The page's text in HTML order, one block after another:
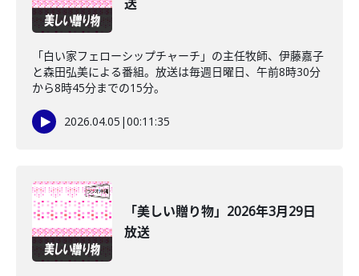
「白い家フェローシップチャーチ」の主任牧師、伊藤嘉子
と森田弘美による番組。放送は毎週日曜日、午前8時30分
から8時45分までの15分。
2026.04.05 |00:11:35
「美しい贈り物」2026年3月29日
放送